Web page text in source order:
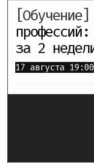
[Обучение]
за 2
17 августа 19:00